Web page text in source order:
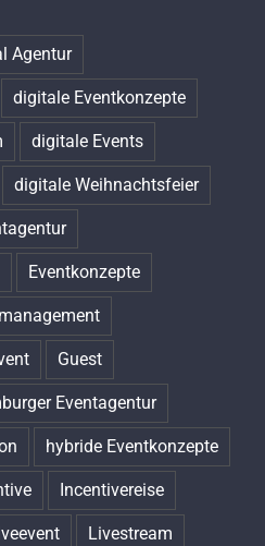
Agentur
digitale Eventkonzepte
digitale Events
digitale Weihnachtsfeier
Eventkonzepte
Guest
Eventagentur
hybride Eventkonzepte
Incentivereise
Livestream